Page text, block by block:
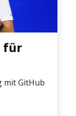
für
mit GitHub